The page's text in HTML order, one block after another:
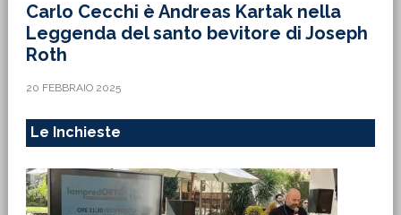
Carlo Cecchi è Andreas Kartak nella
Leggenda del santo bevitore di Joseph
Roth
20 FEBBRAIO 2025
Le Inchieste